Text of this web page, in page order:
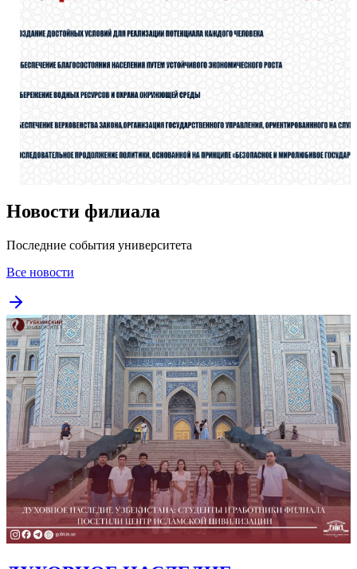
Новости филиала
Последние события университета
Все новости